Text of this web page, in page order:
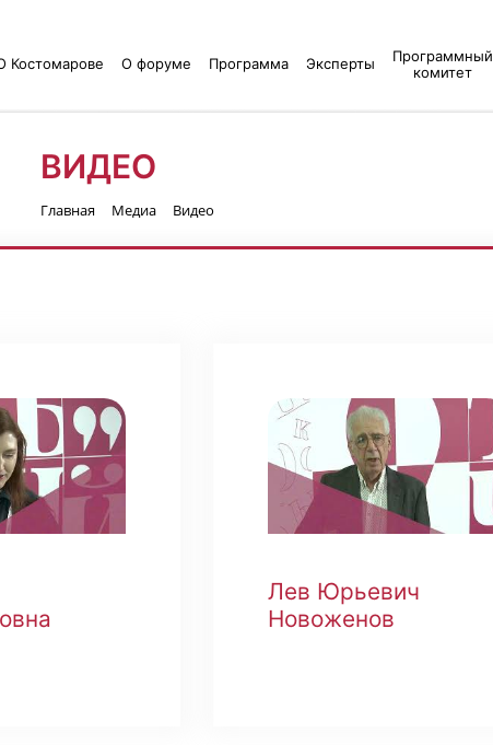
Костомарове О форуме Программа Эксперты
Программный
комитет
ВИДЕО
Главная Медиа Видео
Лев Юрьевич
Новоженов